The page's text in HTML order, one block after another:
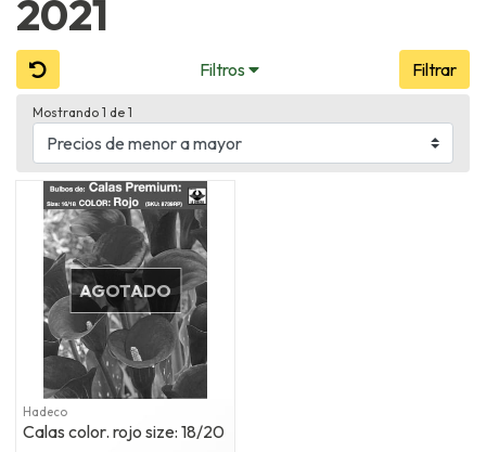
2021
Filtros Filtrar
Mostrando 1 de 1
AGOTADO
Hadeco
Calas color. rojo size: 18/20